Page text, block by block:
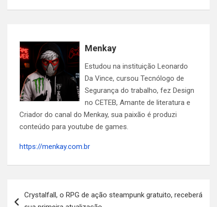
Menkay
Estudou na instituição Leonardo
Da Vince, cursou Tecnólogo de
Segurança do trabalho, fez Design
no CETEB, Amante de literatura e
Criador do canal do Menkay, sua paixão é produzi
conteúdo para youtube de games.
https://menkay.com.br
de
Crystalfall, o RPG de ação steampunk gratuito, receberá